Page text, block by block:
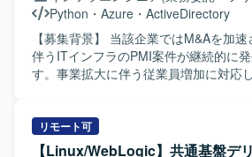
修正対応を行っていただきます。 【求める人物像】 AWS環
境での設計・構築および運用設計の経
走してコードの読み書きができる方を
試験や統合試験の結果を踏まえながら
す。 【ポジションの魅力】 結合試験から統合試験までのフ
ェーズに継続して参画し、監視および
Python ・ Azure ・ ActiveDirectory
【募集背景】 当該企業ではM&Aを加
伴うITインフラのPMI案件が継続的に
す。事業拡大に伴う従業員増加に対応
す。変動する業務量へ柔軟に対応し、
めるために経験豊富な方に即戦力とし
リモート可
【Linux/WebLogic】共通基盤デ